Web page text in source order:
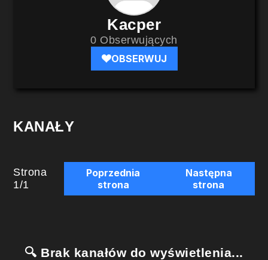
Kacper
0 Obserwujących
OBSERWUJ
KANAŁY
Strona
1/1
Poprzednia
strona
Następna
strona
🔍 Brak kanałów do wyświetlenia...